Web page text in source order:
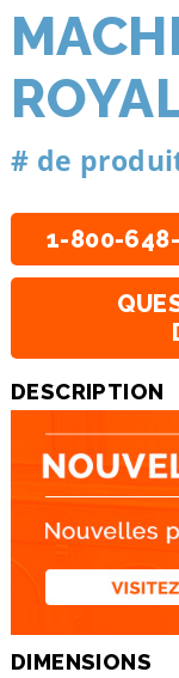
# de
1-800-
DESCRIPTION
DIMENSIONS